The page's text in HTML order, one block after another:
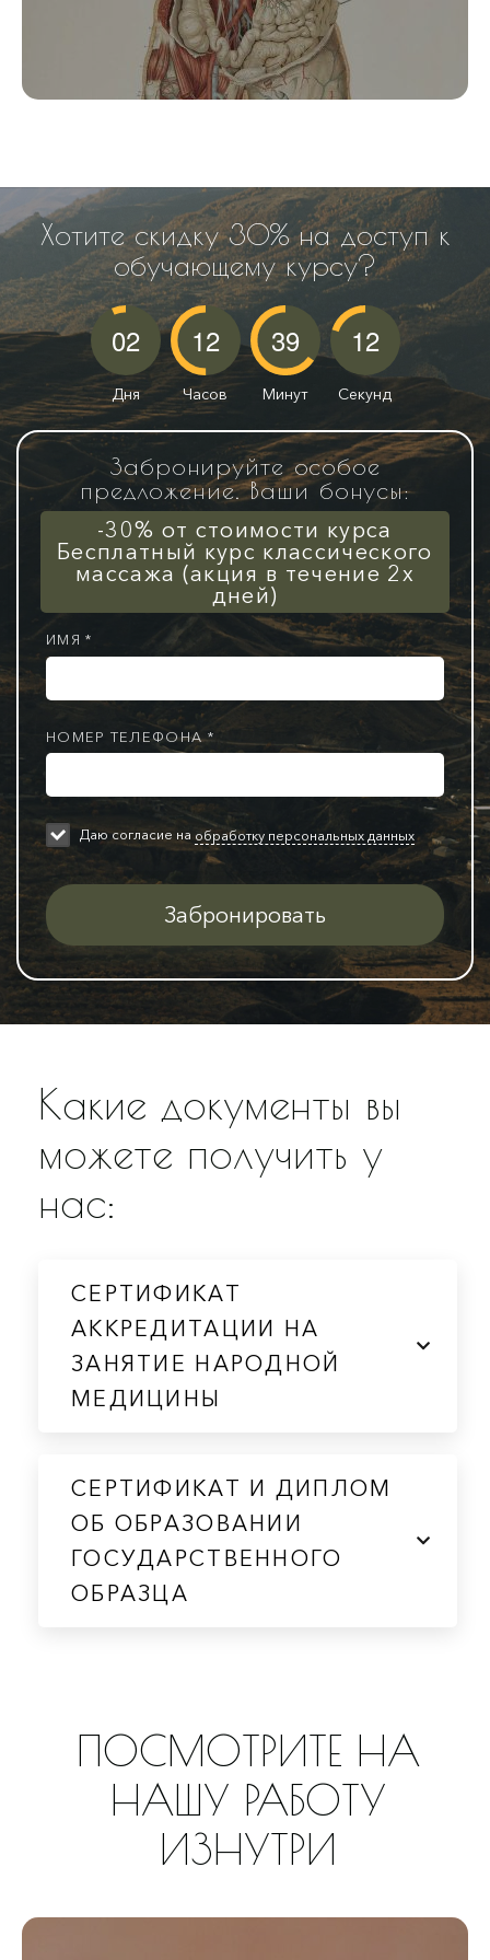
Хотите скидку 30% на доступ к
обучающему курсу?
02
Дня
12
Часов
39
Минут
10
Секунд
Забронируйте особое
предложение. Ваши бонусы:
-30% от стоимости курса
Бесплатный курс классического
массажа (акция в течение 2х
дней)
ИМЯ *
НОМЕР ТЕЛЕФОНА *
Даю согласие на обработку персональных данных
Забронировать
Какие документы вы
можете получить у
нас:
СЕРТИФИКАТ
АККРЕДИТАЦИИ НА
ЗАНЯТИЕ НАРОДНОЙ
МЕДИЦИНЫ
СЕРТИФИКАТ И ДИПЛОМ
ОБ ОБРАЗОВАНИИ
ГОСУДАРСТВЕННОГО
ОБРАЗЦА
ПОСМОТРИТЕ НА
НАШУ РАБОТУ
ИЗНУТРИ